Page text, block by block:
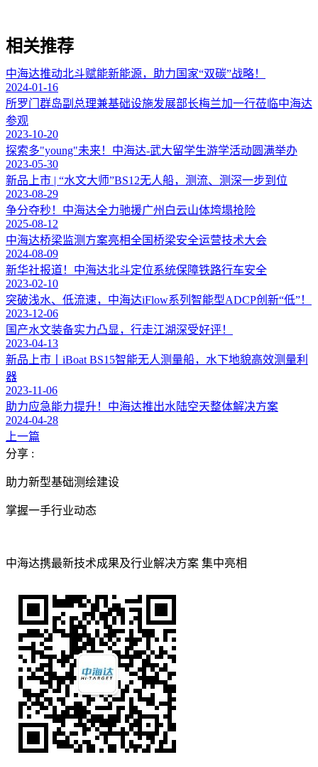
相关推荐
中海达推动北斗赋能新能源，助力国家“双碳”战略！
2024-01-16
所罗门群岛副总理兼基础设施发展部长梅兰加一行莅临中海达
参观
2023-10-20
探索多"young"未来！中海达-武大留学生游学活动圆满举办
2023-05-30
新品上市 | “水文大师”BS12无人船，测流、测深一步到位
2023-08-29
争分夺秒！中海达全力驰援广州白云山体垮塌抢险
2025-08-12
中海达桥梁监测方案亮相全国桥梁安全运营技术大会
2024-08-09
新华社报道！中海达北斗定位系统保障铁路行车安全
2023-02-10
突破浅水、低流速，中海达iFlow系列智能型ADCP创新“低”！
2023-12-06
国产水文装备实力凸显，行走江湖深受好评！
2023-04-13
新品上市丨iBoat BS15智能无人测量船，水下地貌高效测量利
器
2023-11-06
助力应急能力提升！中海达推出水陆空天整体解决方案
2024-04-28
上一篇
分享 :
助力新型基础测绘建设
掌握一手行业动态
中海达携最新技术成果及行业解决方案 集中亮相